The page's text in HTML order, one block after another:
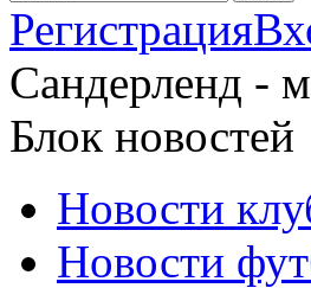
Регистрация
Сандерленд -
Блок новостей
Новости
Новости